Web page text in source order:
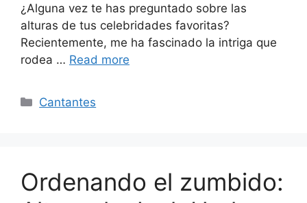
¿Alguna vez te has preguntado sobre las
alturas de tus celebridades favoritas?
Recientemente, me ha fascinado la intriga que
rodea … Read more
Categories
Cantantes
Ordenando el zumbido: